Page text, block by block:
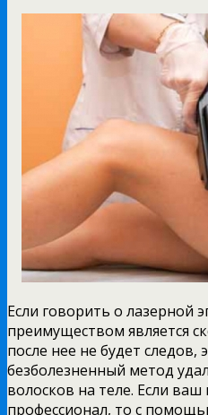
Если говорить о лазерной
преимуществом является
после нее не будет следов,
безболезненный метод
волосков на теле. Если
профессионал, то с